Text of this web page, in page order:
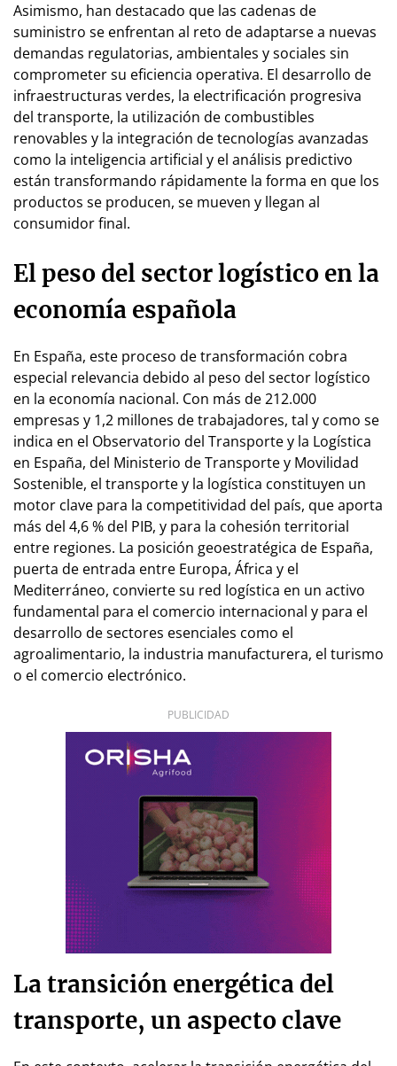
Asimismo, han destacado que las cadenas de
suministro se enfrentan al reto de adaptarse a nuevas
demandas regulatorias, ambientales y sociales sin
comprometer su eficiencia operativa. El desarrollo de
infraestructuras verdes, la electrificación progresiva
del transporte, la utilización de combustibles
renovables y la integración de tecnologías avanzadas
como la inteligencia artificial y el análisis predictivo
están transformando rápidamente la forma en que los
productos se producen, se mueven y llegan al
consumidor final.
El peso del sector logístico en la
economía española
En España, este proceso de transformación cobra
especial relevancia debido al peso del sector logístico
en la economía nacional. Con más de 212.000
empresas y 1,2 millones de trabajadores, tal y como se
indica en el Observatorio del Transporte y la Logística
en España, del Ministerio de Transporte y Movilidad
Sostenible, el transporte y la logística constituyen un
motor clave para la competitividad del país, que aporta
más del 4,6 % del PIB, y para la cohesión territorial
entre regiones. La posición geoestratégica de España,
puerta de entrada entre Europa, África y el
Mediterráneo, convierte su red logística en un activo
fundamental para el comercio internacional y para el
desarrollo de sectores esenciales como el
agroalimentario, la industria manufacturera, el turismo
o el comercio electrónico.
PUBLICIDAD
La transición energética del
transporte, un aspecto clave